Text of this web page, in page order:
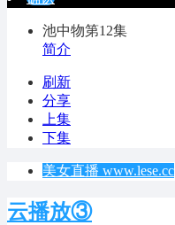
池中物第12集
简介
刷新
分享
上集
下集
美女直播 www.lese.cc
云播放③